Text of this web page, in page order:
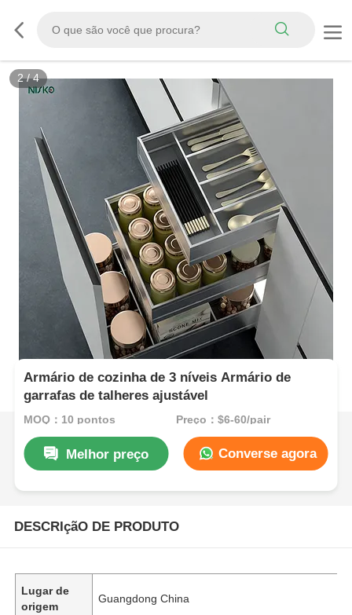
2/4
Armário de cozinha de 3 níveis Armário de
garrafas de talheres ajustável
MOQ：10 pontos Preço：$6-60/pair
Melhor preço Converse agora
DESCRIçãO DE PRODUTO
Lugar de
origem
Guangdong China